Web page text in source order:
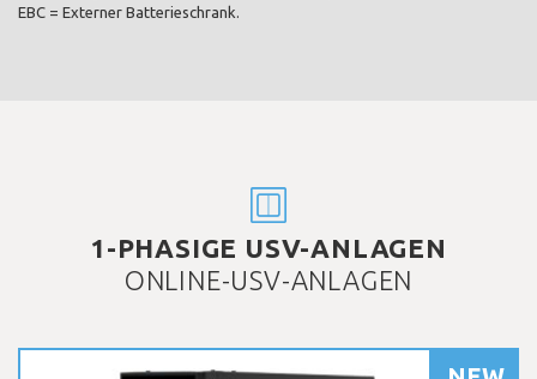
EBC = Externer Batterieschrank.
1-PHASIGE USV-ANLAGEN
ONLINE-USV-ANLAGEN